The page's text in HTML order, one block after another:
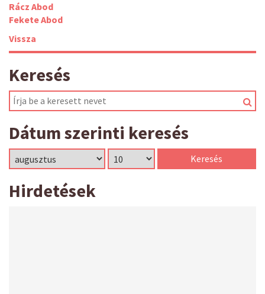
Rácz Abod
Fekete Abod
Vissza
Keresés
Dátum szerinti keresés
Hirdetések